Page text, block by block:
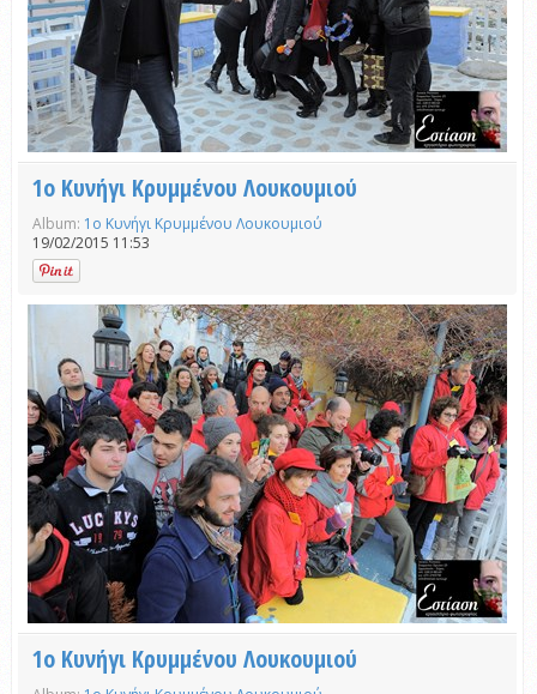
1ο Κυνήγι Κρυμμένου Λουκουμιού
Album: 1ο Κυνήγι Κρυμμένου Λουκουμιού
19/02/2015 11:53
1ο Κυνήγι Κρυμμένου Λουκουμιού